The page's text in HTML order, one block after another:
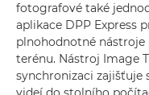
fotografové také
aplikace DPP Express
plnohodnotné
terénu. Nástroj Image
synchronizaci zajišťuje